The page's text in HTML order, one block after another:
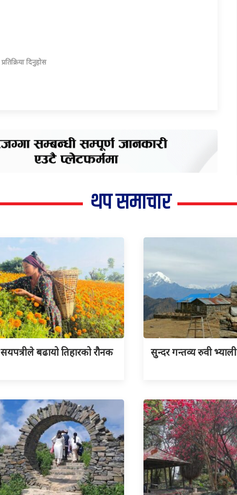
प्रतिक्रिया दिनुहोस
थप समाचार
सयपत्रीले बढायो तिहारको रौनक सुन्दर गन्तव्य रुवी भ्याली